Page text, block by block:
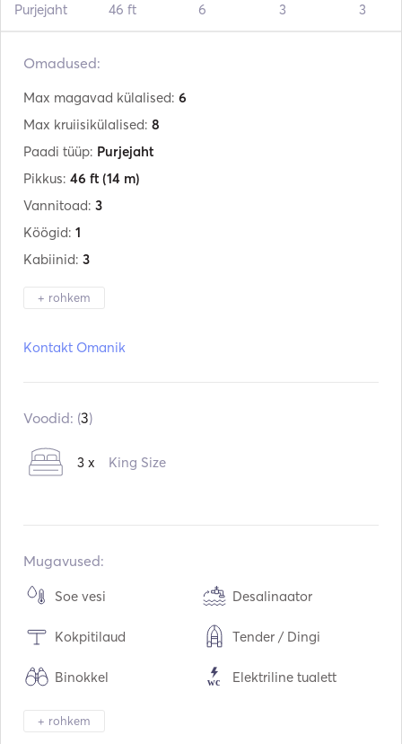
Purjejaht 46 ft 6 3 3
Omadused:
Max magavad külalised: 6
Max kruiisikülalised: 8
Paadi tüüp: Purjejaht
Pikkus: 46 ft (14 m)
Vannitoad: 3
Köögid: 1
Kabiinid: 3
+ rohkem
Mootorid:1 x 80hp
Tarbimine:15
L /tund
Kontakt Omanik
Voodid: (3)
3 x King Size
Mugavused:
Soe vesi Desalinaator
Kokpitilaud Tender / Dingi
Binokkel Elektriline tualett
Turvasüsteem
+ rohkem